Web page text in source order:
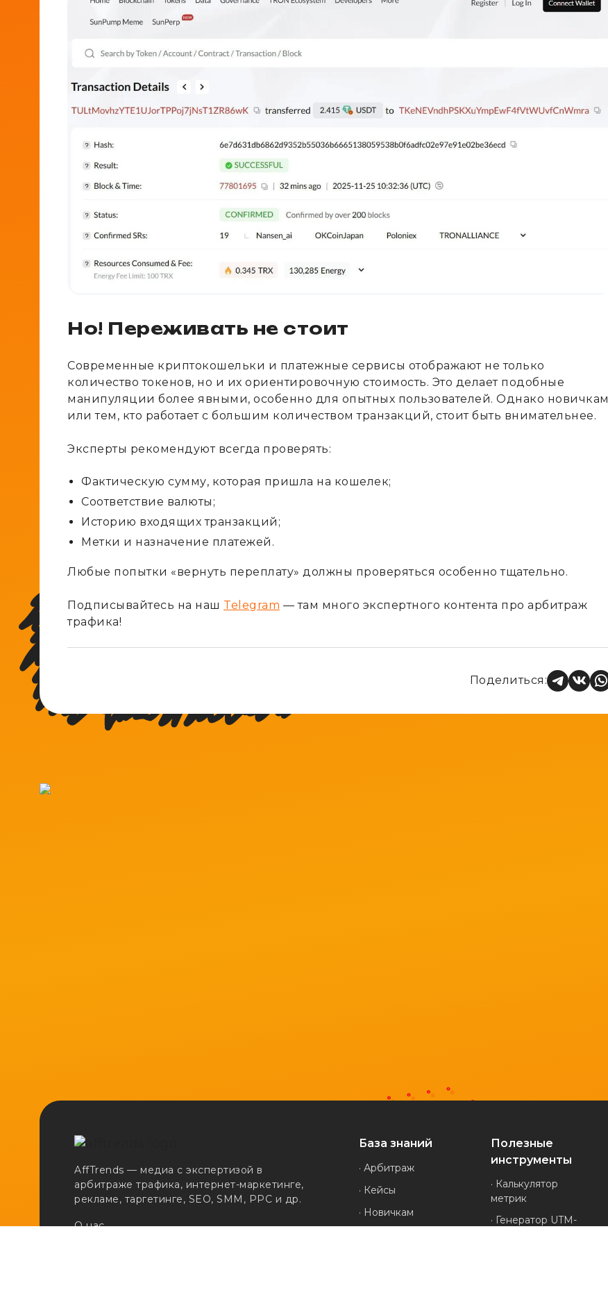
Но! Переживать не стоит
Современные криптокошельки и платежные сервисы отображают не только
количество токенов, но и их ориентировочную стоимость. Это делает подобные
манипуляции более явными, особенно для опытных пользователей. Однако новичкам
или тем, кто работает с большим количеством транзакций, стоит быть внимательнее.
Эксперты рекомендуют всегда проверять:
Фактическую сумму, которая пришла на кошелек;
Соответствие валюты;
Историю входящих транзакций;
Метки и назначение платежей.
Любые попытки «вернуть переплату» должны проверяться особенно тщательно.
Подписывайтесь на наш Telegram — там много экспертного контента про арбитраж
трафика!
Поделиться:
AffTrends — медиа с экспертизой в
арбитраже трафика, интернет-маркетинге,
рекламе, таргетинге, SEO, SMM, PPC и др.
О нас
База знаний
· Арбитраж
· Кейсы
· Новичкам
Полезные
инструменты
· Калькулятор
метрик
· Генератор UTM-